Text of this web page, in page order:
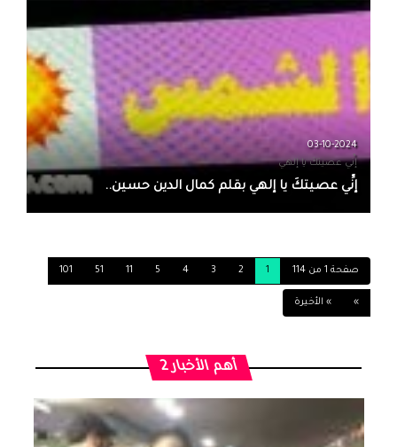
03-10-2024
إنِّي عصيتكَ يا إلهي
إنِّي عصيتكَ يا إلهي بقلم كمال الدين حسين..
صفحة 1 من 114 1
2
3
4
5
11
51
101
» » الأخيرة
أهم الأخبار 2